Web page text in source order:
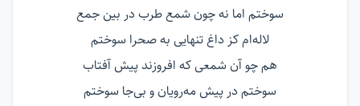
سوختم اما نه چون شمع طرب در بین جمع
لاله‌ام کز داغ تنهایی به صحرا سوختم
هم چو آن شمعی كه افروزند پیش آفتاب
سوختم در پیش مه‌رویان و بی‌جا سوختم